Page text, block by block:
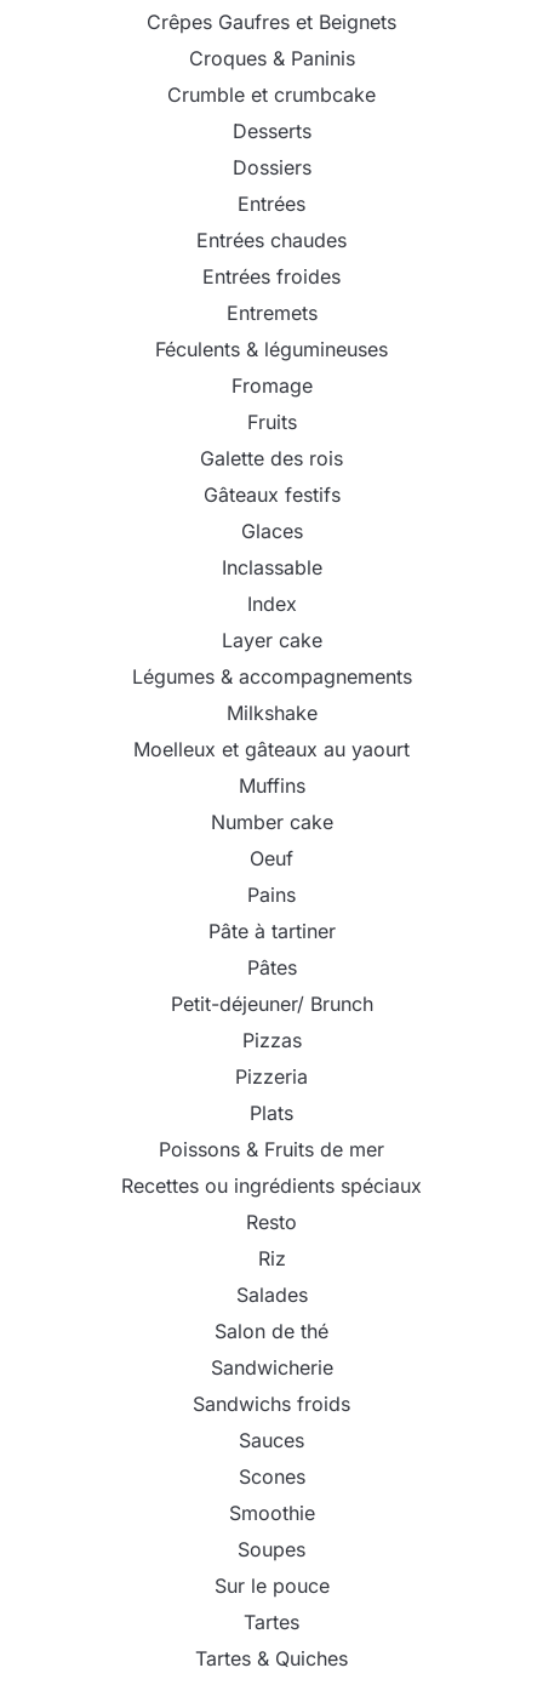
Crêpes Gaufres et Beignets
Croques & Paninis
Crumble et crumbcake
Desserts
Dossiers
Entrées
Entrées chaudes
Entrées froides
Entremets
Féculents & légumineuses
Fromage
Fruits
Galette des rois
Gâteaux festifs
Glaces
Inclassable
Index
Layer cake
Légumes & accompagnements
Milkshake
Moelleux et gâteaux au yaourt
Muffins
Number cake
Oeuf
Pains
Pâte à tartiner
Pâtes
Petit-déjeuner/ Brunch
Pizzas
Pizzeria
Plats
Poissons & Fruits de mer
Recettes ou ingrédients spéciaux
Resto
Riz
Salades
Salon de thé
Sandwicherie
Sandwichs froids
Sauces
Scones
Smoothie
Soupes
Sur le pouce
Tartes
Tartes & Quiches